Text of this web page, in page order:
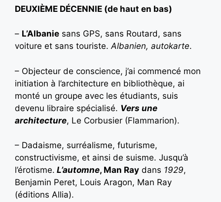
DEUXIÈME DÉCENNIE (de haut en bas)
– L’Albanie sans GPS, sans Routard, sans
voiture et sans touriste.Albanien, autokarte.
– Objecteur de conscience, j’ai commencé mon
initiation à l’architecture en bibliothèque, ai
monté un groupe avec les étudiants, suis
devenu libraire spécialisé. Vers une
architecture, Le Corbusier (Flammarion).
– Dadaisme, surréalisme, futurisme,
constructivisme, et ainsi de suisme. Jusqu’à
l’érotisme. L’automne, Man Ray dans 1929,
Benjamin Peret, Louis Aragon, Man Ray
(éditions Allia).